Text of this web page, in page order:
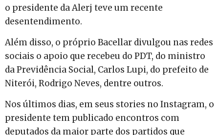
o presidente da Alerj teve um recente
desentendimento.
Além disso, o próprio Bacellar divulgou nas redes
sociais o apoio que recebeu do PDT, do ministro
da Previdência Social, Carlos Lupi, do prefeito de
Niterói, Rodrigo Neves, dentre outros.
Nos últimos dias, em seus stories no Instagram, o
presidente tem publicado encontros com
deputados da maior parte dos partidos que